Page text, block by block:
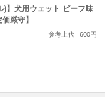
)】犬用ウェット ビーフ味
厳守】
参考上代 600円